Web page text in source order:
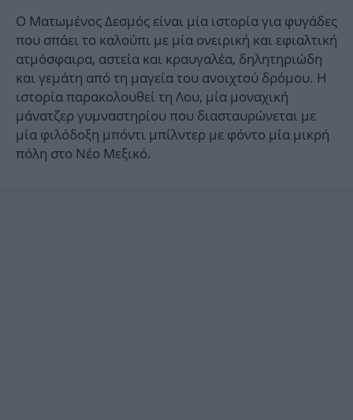
Ο Ματωμένος Δεσμός είναι μία ιστορία για φυγάδες
που σπάει το καλούπι με μία ονειρική και εφιαλτική
ατμόσφαιρα, αστεία και κραυγαλέα, δηλητηριώδη
και γεμάτη από τη μαγεία του ανοιχτού δρόμου. Η
ιστορία παρακολουθεί τη Λου, μία μοναχική
μάνατζερ γυμναστηρίου που διασταυρώνεται με
μία φιλόδοξη μπόντι μπίλντερ με φόντο μία μικρή
πόλη στο Νέο Μεξικό.